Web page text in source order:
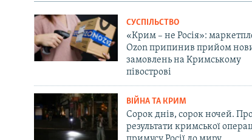
СУСПІЛЬСТВО
«Крим – не Росія»:
Ozon припинив прийом
замовлень на Кримському
півострові
ВІЙНА ТА КРИМ
Сорок днів, сорок ночей.
результати кримської